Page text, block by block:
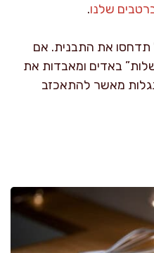
שלנו.
תדחסו את התבנית. אם
באדים ומאבדות את
מאשר להתאכזב